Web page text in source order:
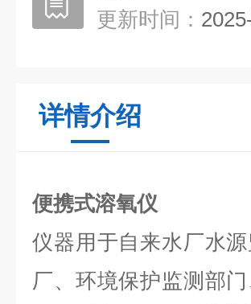
更新时间：
详情介绍
便携式溶氧仪
仪器用于自来水厂水
厂、环境保护监测部